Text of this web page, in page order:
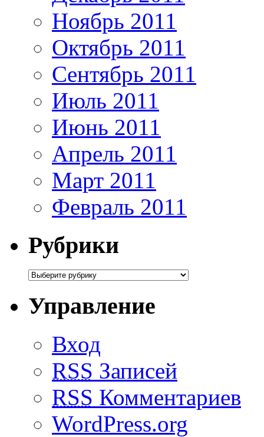
Ноябрь 2011
Октябрь 2011
Сентябрь 2011
Июль 2011
Июнь 2011
Апрель 2011
Март 2011
Февраль 2011
Рубрики
Управление
Вход
RSS Записей
RSS Комментариев
WordPress.org